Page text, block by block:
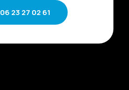
06 23 27 02 61